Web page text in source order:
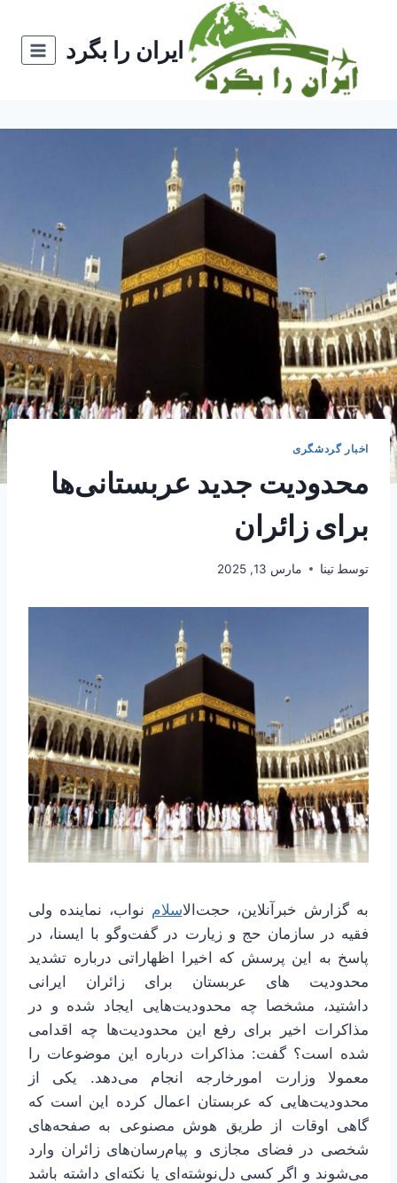
ایران را بگرد
اخبار گردشگری
محدودیت جدید عربستانی‌ها
برای زائران
توسط تینا مارس 13, 2025
به گزارش خبرآنلاین، حجت‌الاسلام نواب، نماینده ولی
فقیه در سازمان‌ حج و زیارت در گفت‌وگو با ایسنا، در
پاسخ به این پرسش که اخیرا اظهاراتی درباره تشدید
محدودیت های عربستان برای زائران ایرانی
داشتید، مشخصا چه محدودیت‌هایی ایجاد شده و در
مذاکرات اخیر برای رفع این محدودیت‌ها چه اقدامی
شده است؟ گفت: مذاکرات درباره این موضوعات را
معمولا وزارت امورخارجه انجام می‌دهد. یکی از
محدودیت‌هایی که عربستان اعمال کرده این است که
گاهی اوقات از طریق هوش مصنوعی به صفحه‌های
شخصی در فضای مجازی و پیام‌رسان‌های زائران وارد
می‌شوند و اگر کسی دل‌نوشته‌ای یا نکته‌ای داشته باشد